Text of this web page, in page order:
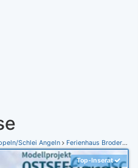
Schlei Angeln Ferienhaus Brodersby
Top-Inserat